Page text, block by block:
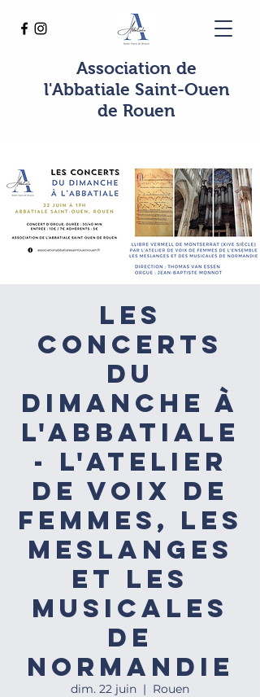
Association de
l'Abbatiale Saint-Ouen
de Rouen
Les
concerts
du
dimanche à
l'Abbatiale
- l'Atelier
de voix de
femmes, Les
Meslanges
et Les
Musicales
de
Normandie
dim. 22 juin
  |
Rouen